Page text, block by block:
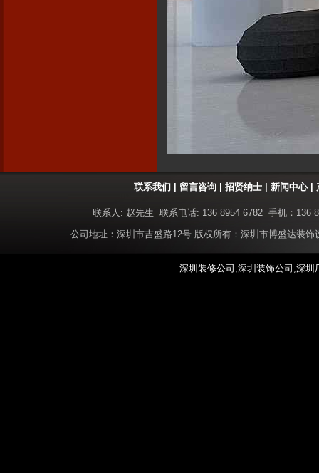
联系我们 留言咨询 招贤纳士 新闻中心|
联系人: 赵先生 联系电话: 136 8954 6782 手机：136
公司地址：深圳市吉盛路12号 版权所有：深圳市博盛达装
深圳装修公司,深圳装饰公司,深